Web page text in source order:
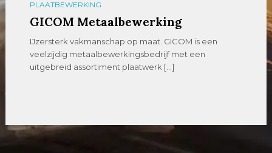
PLAATBEWERKING
GICOM Metaalbewerking
IJzersterk vakmanschap op maat. GICOM is een
veelzijdig metaalbewerkingsbedrijf met een
uitgebreid assortiment plaatwerk […]